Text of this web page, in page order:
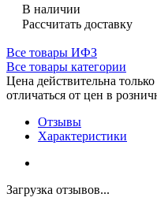
В наличии
Рассчитать доставку
Все товары ИФЗ
Все товары категории
Цена действительна
отличаться от цен в
Отзывы
Характеристики
Загрузка отзывов...